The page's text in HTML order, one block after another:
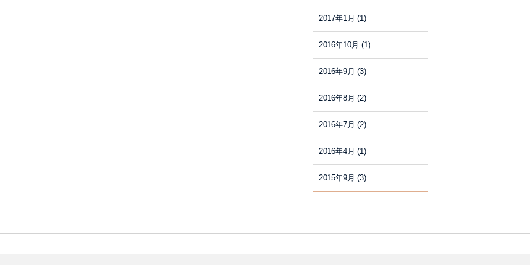
2017年1月 (1)
2016年10月 (1)
2016年9月 (3)
2016年8月 (2)
2016年7月 (2)
2016年4月 (1)
2015年9月 (3)